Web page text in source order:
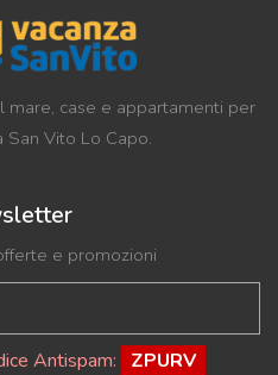
case e appartamenti per
San Vito Lo Capo.
e promozioni
Antispam: ZPURV